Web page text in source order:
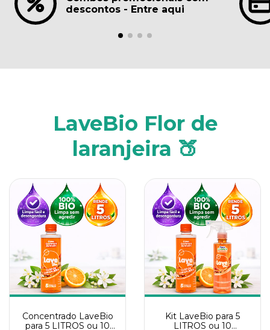
descontos - Entre aqui
LaveBio Flor de
laranjeira 🍑
Concentrado LaveBio
para 5 LITROS ou 10
Kit LaveBio para 5
LITROS ou 10